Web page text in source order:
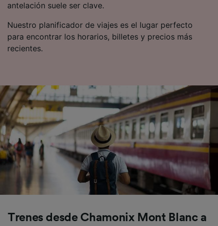
antelación suele ser clave.
Nuestro planificador de viajes es el lugar perfecto
para encontrar los horarios, billetes y precios más
recientes.
Trenes desde Chamonix Mont Blanc a